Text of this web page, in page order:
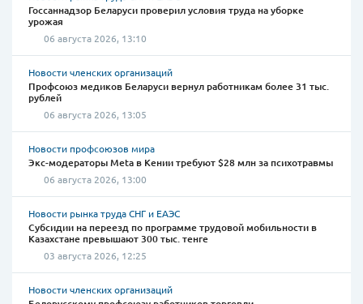
Госсаннадзор Беларуси проверил условия труда на уборке
урожая
06 августа 2026, 13:10
Новости членских организаций
Профсоюз медиков Беларуси вернул работникам более 31 тыс.
рублей
06 августа 2026, 13:05
Новости профсоюзов мира
Экс-модераторы Meta в Кении требуют $28 млн за психотравмы
06 августа 2026, 13:00
Новости рынка труда СНГ и ЕАЭС
Субсидии на переезд по программе трудовой мобильности в
Казахстане превышают 300 тыс. тенге
03 августа 2026, 12:25
Новости членских организаций